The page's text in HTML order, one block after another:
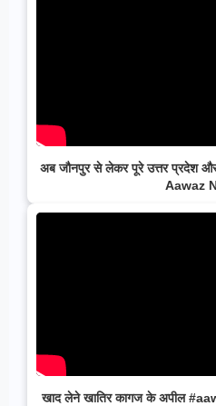
अब जौनपुर से लेकर पूरे उत्तर प्रदेश
Aawaz
खाद लेने खातिर कागज के अपील